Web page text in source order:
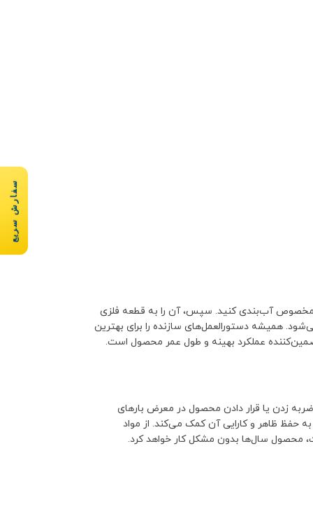
مخصوص آب‌بندی کنید. سپس، آن را به قطعه فلزی
همیشه دستورالعمل‌های سازنده را برای بهترین
عملکرد بهینه و طول عمر محصول است.
زدن یا قرار دادن محصول در معرض بارهای
حفظ ظاهر و کارایی آن کمک می‌کند. از مواد
محصول سال‌ها بدون مشکل کار خواهد کرد.
سفارش سریع